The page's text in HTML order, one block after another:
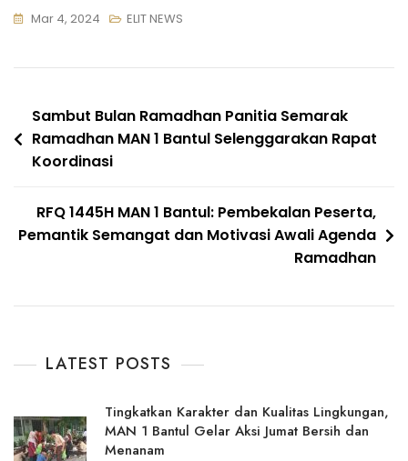
Mar 4, 2024 ELIT NEWS
Navigasi
pos
Sambut Bulan Ramadhan Panitia Semarak
Ramadhan MAN 1 Bantul Selenggarakan Rapat
Koordinasi
RFQ 1445H MAN 1 Bantul: Pembekalan Peserta,
Pemantik Semangat dan Motivasi Awali Agenda
Ramadhan
LATEST POSTS
Tingkatkan Karakter dan Kualitas Lingkungan,
MAN 1 Bantul Gelar Aksi Jumat Bersih dan
Menanam